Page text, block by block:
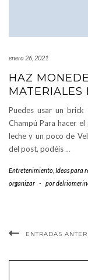
enero 26, 2021
HAZ
MATERIALES
Puedes usar un
Champú Para hacer
leche y un poco de
del post, podéis …
Entretenimiento Ideas para
organizar - por
ENTRADAS